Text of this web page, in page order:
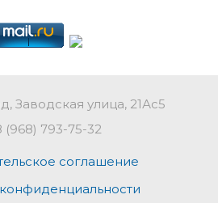
Заводская улица, 21Ас5
(968) 793-75-32
соглашение